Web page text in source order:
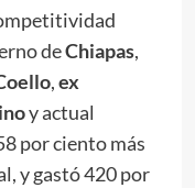
deChiapas,
,ex
y actual
por ciento más
y gastó 420 por